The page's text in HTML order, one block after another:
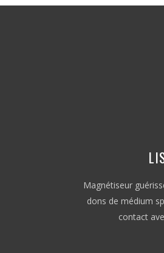
Magnétiseur
dons de médium
contact